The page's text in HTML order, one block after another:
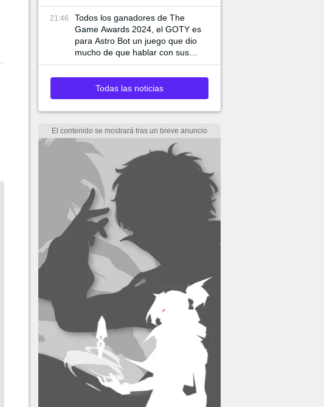
21:46
Todos los ganadores de The
Game Awards 2024, el GOTY es
para Astro Bot un juego que dio
mucho de que hablar con sus
mecánicas
Todas las noticias